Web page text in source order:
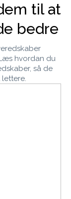
til at
bedre
hvordan du
så de